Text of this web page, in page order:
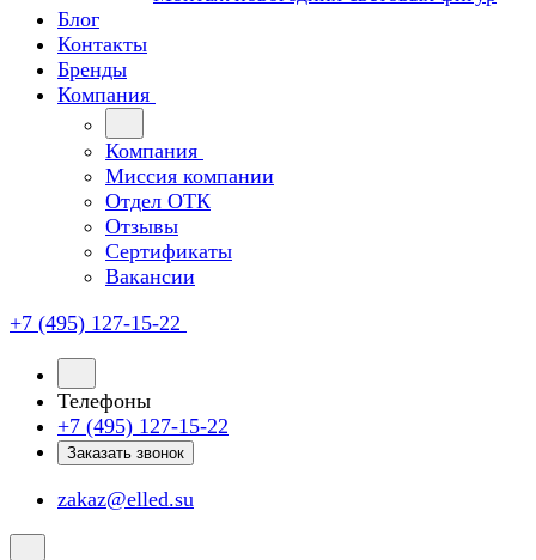
Блог
Контакты
Бренды
Компания
Компания
Миссия компании
Отдел ОТК
Отзывы
Сертификаты
Вакансии
+7 (495) 127-15-22
Телефоны
+7 (495) 127-15-22
Заказать звонок
zakaz@elled.su